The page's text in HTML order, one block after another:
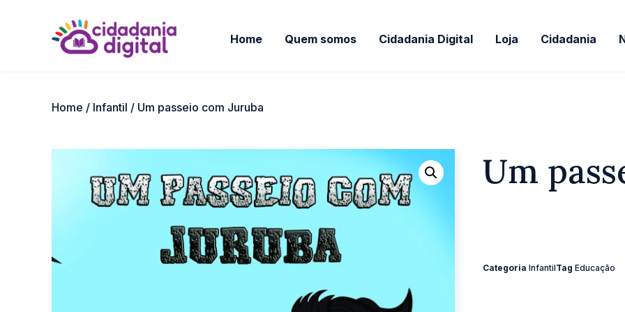
Home Quem somos Cidadania Digital Loja Cidadania
Home / Infantil / Um passeio com Juruba
Um
Categoria InfantilTag Educação